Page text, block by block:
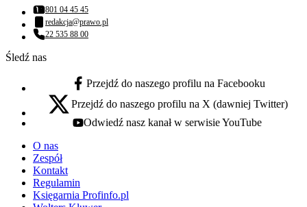
Numer telefonu:
801 04 45 45
Adres email:
redakcja@prawo.pl
Numer telefonu:
22 535 88 00
Śledź nas
facebook - otwiera się w nowej karcie
Przejdź do naszego profilu na Facebooku
x - otwiera się w nowej karcie
Przejdź do naszego profilu na X (dawniej Twitter)
youtube - otwiera się w nowej karcie
Odwiedź nasz kanał w serwisie YouTube
O nas
Zespół
Kontakt
Regulamin
Księgarnia Profinfo.pl